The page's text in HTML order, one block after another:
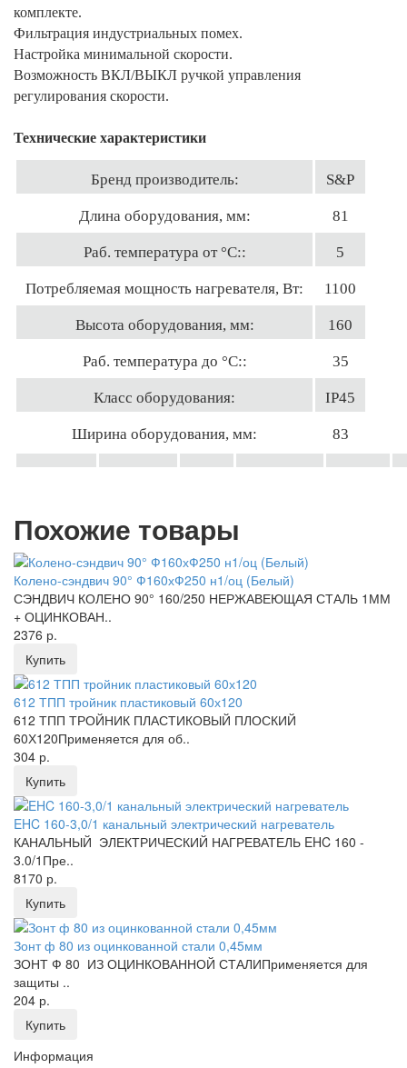
комплекте.
Фильтрация индустриальных помех.
Настройка минимальной скорости.
Возможность ВКЛ/ВЫКЛ ручкой управления
регулирования скорости.
Технические характеристики
Бренд производитель: S&P
Длина оборудования, мм: 81
Раб. температура от °С:: 5
Потребляемая мощность нагревателя, Вт: 1100
Высота оборудования, мм: 160
Раб. температура до °С:: 35
Класс оборудования: IP45
Ширина оборудования, мм: 83
Похожие товары
Колено-сэндвич 90° Ф160хФ250 н1/оц (Белый)
СЭНДВИЧ КОЛЕНО 90° 160/250 НЕРЖАВЕЮЩАЯ СТАЛЬ 1ММ
+ ОЦИНКОВАН..
2376 р.
Купить
612 ТПП тройник пластиковый 60х120
612 ТПП ТРОЙНИК ПЛАСТИКОВЫЙ ПЛОСКИЙ
60Х120Применяется для об..
304 р.
Купить
EHC 160-3,0/1 канальный электрический нагреватель
КАНАЛЬНЫЙ ЭЛЕКТРИЧЕСКИЙ НАГРЕВАТЕЛЬ EHC 160 -
3.0/1Пре..
8170 р.
Купить
Зонт ф 80 из оцинкованной стали 0,45мм
ЗОНТ Ф 80 ИЗ ОЦИНКОВАННОЙ СТАЛИПрименяется для
защиты ..
204 р.
Купить
Информация